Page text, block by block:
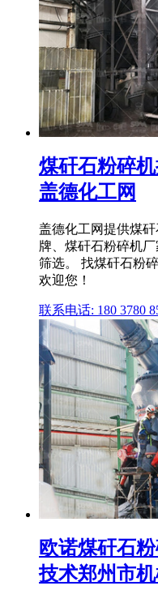
煤矸石粉碎
盖德化工网
盖德化工网提供煤
牌、煤矸石粉碎机
筛选。 找煤矸石粉
欢迎您！
联系电话: 180 3780
欧诺煤矸石
技术郑州市